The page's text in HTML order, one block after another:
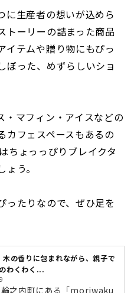
に生産者の想いが込めら
トーリーの詰まった商品
イテムや贈り物にもぴっ
ぼった、めずらしいショ
・マフィン・アイスなどの
カフェスペースもあるの
ちょっっぴりブレイクタ
う。
ったりなので、ぜひ足を
木の香りに包まれながら、親子で
わくわく...
之内町にある「moriwaku